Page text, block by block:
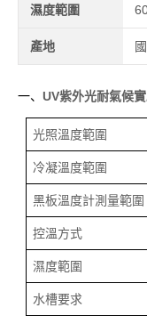
濕度範圍
產地
一、 UV紫外光耐氣候
光照溫度範圍
冷凝溫度範圍
黑板溫度計測量範圍
控溫方式
濕度範圍
水槽要求